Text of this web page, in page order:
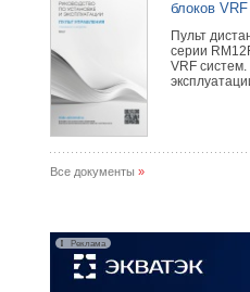
блоков VRF
Пульт
серии
VRF систем.
Все документы »
Реклама